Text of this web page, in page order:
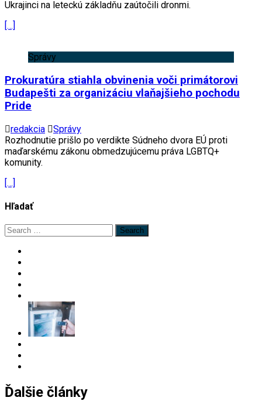
Ukrajinci na leteckú základňu zaútočili dronmi.
[…]
Správy
Prokuratúra stiahla obvinenia voči primátorovi
Budapešti za organizáciu vlaňajšieho pochodu
Pride
redakcia
Správy
Rozhodnutie prišlo po verdikte Súdneho dvora EÚ proti
maďarskému zákonu obmedzujúcemu práva LGBTQ+
komunity.
[…]
Hľadať
Search
for:
Ďalšie články